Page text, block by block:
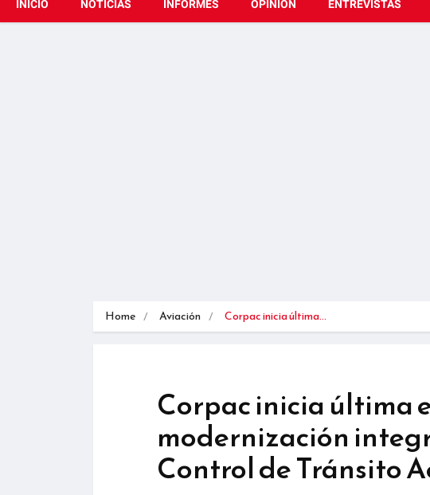
INICIO NOTICIAS INFORMES OPINIÓN ENTREVISTAS
Home Aviación Corpac inicia última…
Corpac inicia última
modernización
Control de Tránsito